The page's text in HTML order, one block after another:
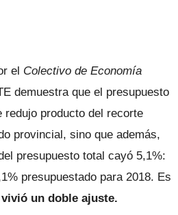
el Colectivo de Economía
demuestra que el presupuesto
redujo producto del recorte
provincial, sino que además,
presupuesto total cayó 5,1%:
presupuestado para 2018. Es
un doble ajuste.